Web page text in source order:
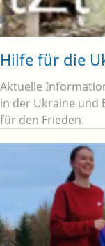
Hilfe für die
Aktuelle
in der Ukraine und
für den Frieden.